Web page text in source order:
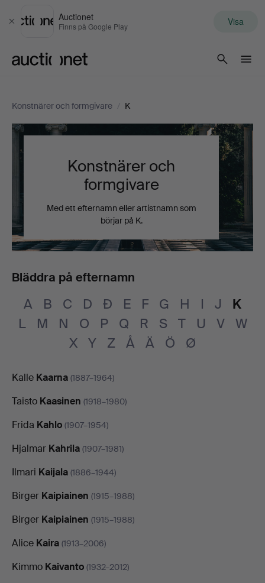
Stäng
Auctionet
Finns på Google Play Visa
Konstnärer och formgivare / K
Konstnärer och
formgivare
Med ett efternamn eller artistnamn som
börjar på K.
Bläddra på efternamn
A B C D Đ E F G H I J
K
L
M N O P Q R S T U V
W
X
Y Z Å Ä Ö Ø
Kalle Kaarna (1887–1964)
Taisto Kaasinen (1918–1980)
Frida Kahlo (1907–1954)
Hjalmar Kahrila (1907–1981)
Ilmari Kaijala (1886–1944)
Birger Kaipiainen (1915–1988)
Birger Kaipiainen (1915–1988)
Alice Kaira (1913–2006)
Kimmo Kaivanto (1932–2012)